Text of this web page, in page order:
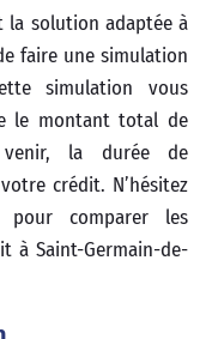
la solution adaptée à
faire une simulation
simulation vous
le montant total de
la durée de
crédit. N’hésitez
comparer les
à Saint-Germain-de-